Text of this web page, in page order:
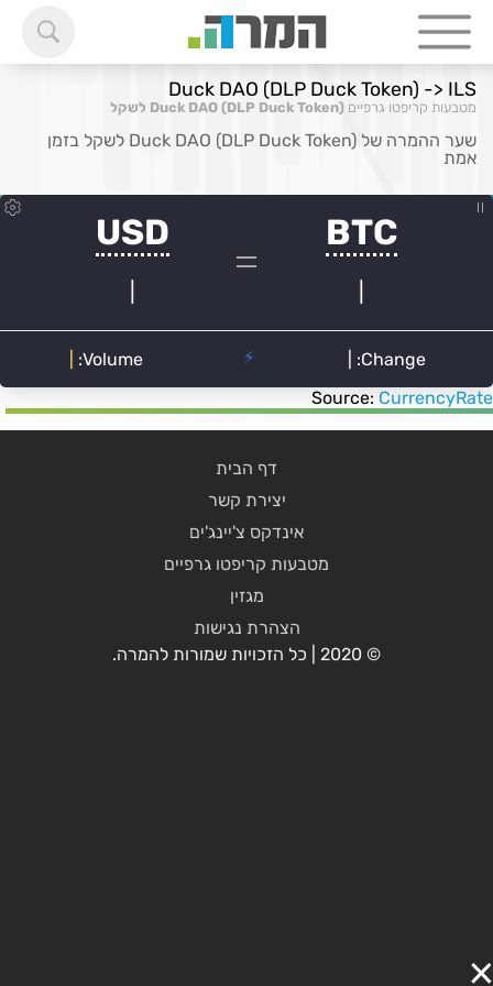
Duck DAO (DLP Duck Token) -> ILS
מטבעות קריפטו גרפיים Duck DAO (DLP Duck Token) לשקל
שער ההמרה של Duck DAO (DLP Duck Token) לשקל בזמן
אמת
Source: CurrencyRate
דף הבית
יצירת קשר
אינדקס צ'יינג'ים
מטבעות קריפטו גרפיים
מגזין
הצהרת נגישות
© 2020 | כל הזכויות שמורות להמרה.